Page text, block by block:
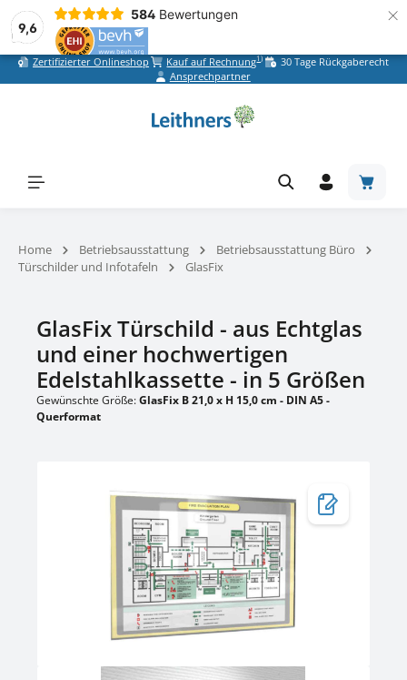
9,6
584 Bewertungen ×
Zum Hauptinhalt springen
Zertifizierter Onlineshop Kauf auf Rechnung1)
30 Tage Rückgaberecht
Ansprechpartner
Home Betriebsausstattung
Betriebsausstattung Büro
Türschilder und Infotafeln
GlasFix
GlasFix Türschild - aus Echtglas
und einer hochwertigen
Edelstahlkassette - in 5 Größen
Gewünschte Größe:GlasFix B 21,0 x H 15,0 cm - DIN A5 -
Querformat